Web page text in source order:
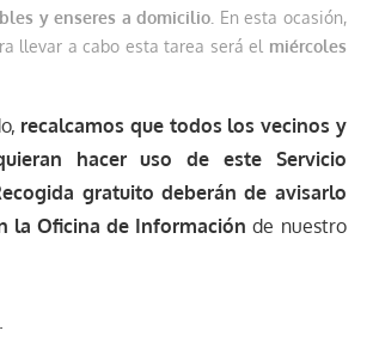
y enseres a domicilio. En esta ocasión,
llevar a cabo esta tarea será el miércoles
recalcamos que todos los vecinos y
hacer uso de este Servicio
gratuito deberán de avisarlo
la Oficina de Información de nuestro